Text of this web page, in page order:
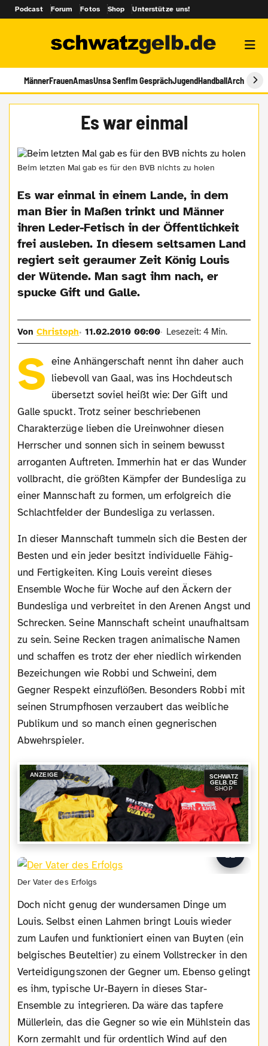
Podcast Forum Fotos Shop Unterstütze uns!
MännerFrauenAmasUnsa SenfIm GesprächJugendHandballArchiv
Es war einmal
Beim letzten Mal gab es für den BVB nichts zu holen
Es war einmal in einem Lande, in dem
man Bier in Maßen trinkt und Männer
ihren Leder-Fetisch in der Öffentlichkeit
frei ausleben. In diesem seltsamen Land
regiert seit geraumer Zeit König Louis
der Wütende. Man sagt ihm nach, er
spucke Gift und Galle.
VonChristoph 11.02.2010 00:00 Lesezeit: 4 Min.
S eine Anhängerschaft nennt ihn daher auch
liebevoll van Gaal, was ins Hochdeutsch
übersetzt soviel heißt wie: Der Gift und
Galle spuckt. Trotz seiner beschriebenen
Charakterzüge lieben die Ureinwohner diesen
Herrscher und sonnen sich in seinem bewusst
arroganten Auftreten. Immerhin hat er das Wunder
vollbracht, die größten Kämpfer der Bundesliga zu
einer Mannschaft zu formen, um erfolgreich die
Schlachtfelder der Bundesliga zu verlassen.
In dieser Mannschaft tummeln sich die Besten der
Besten und ein jeder besitzt individuelle Fähig-
und Fertigkeiten. King Louis vereint dieses
Ensemble Woche für Woche auf den Äckern der
Bundesliga und verbreitet in den Arenen Angst und
Schrecken. Seine Mannschaft scheint unaufhaltsam
zu sein. Seine Recken tragen animalische Namen
und schaffen es trotz der eher niedlich wirkenden
Bezeichungen wie Robbi und Schweini, dem
Gegner Respekt einzuflößen. Besonders Robbi mit
seinen Strumpfhosen verzaubert das weibliche
Publikum und so manch einen gegnerischen
Abwehrspieler.
ANZEIGE
SCHWATZ
GELB.DE
SHOP
Der Vater des Erfolgs
Doch nicht genug der wundersamen Dinge um
Louis. Selbst einen Lahmen bringt Louis wieder
zum Laufen und funktioniert einen van Buyten (ein
belgisches Beuteltier) zu einem Vollstrecker in den
Verteidigungszonen der Gegner um. Ebenso gelingt
es ihm, typische Ur-Bayern in dieses Star-
Ensemble zu integrieren. Da wäre das tapfere
Müllerlein, das die Gegner so wie ein Mühlstein das
Korn zermahlt und für ordentlich Wind auf den